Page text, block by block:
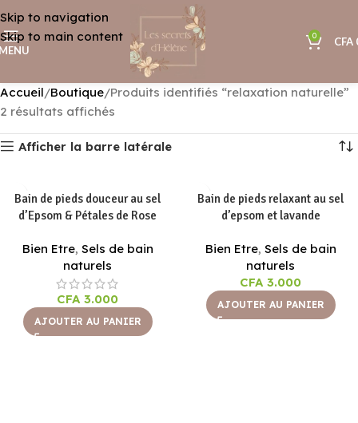
Skip to navigation
Skip to main content
0 CFA
Accueil Boutique Produits identifiés “relaxation naturelle”
2 résultats affichés
Afficher la barre latérale
Bain de pieds douceur au sel
d’Epsom & Pétales de Rose
Bien Etre, Sels de bain
naturels
CFA3.000
AJOUTER AU PANIER
Bain de pieds relaxant au sel
d’epsom et lavande
Bien Etre, Sels de bain
naturels
CFA3.000
AJOUTER AU PANIER